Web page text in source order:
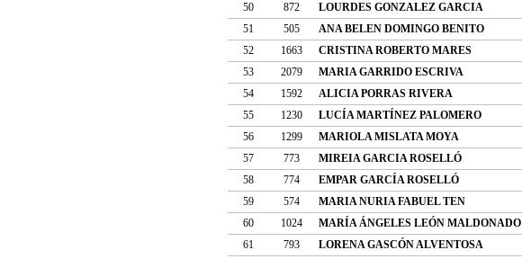
50
872 LOURDES GONZALEZ GARCIA
51
505 ANA BELEN DOMINGO BENITO
52
1663 CRISTINA ROBERTO MARES
53
2079 MARIA GARRIDO ESCRIVA
54
1592 ALICIA PORRAS RIVERA
55
1230 LUCÍA MARTÍNEZ PALOMERO
56
1299 MARIOLA MISLATA MOYA
57
773 MIREIA GARCIA ROSELLÓ
58
774 EMPAR GARCÍA ROSELLÓ
59
574 MARIA NURIA FABUEL TEN
60
1024 MARÍA ÁNGELES LEÓN MALDONADO
61
793 LORENA GASCÓN ALVENTOSA